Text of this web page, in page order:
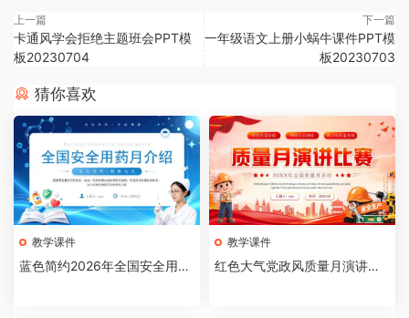
上一篇
卡通风学会拒绝主题班会PPT模
板20230704
下一篇
一年级语文上册小蜗牛课件PPT模
板20230703
猜你喜欢
教学课件
蓝色简约2026年全国安全用药
教学课件
红色大气党政风质量月演讲比